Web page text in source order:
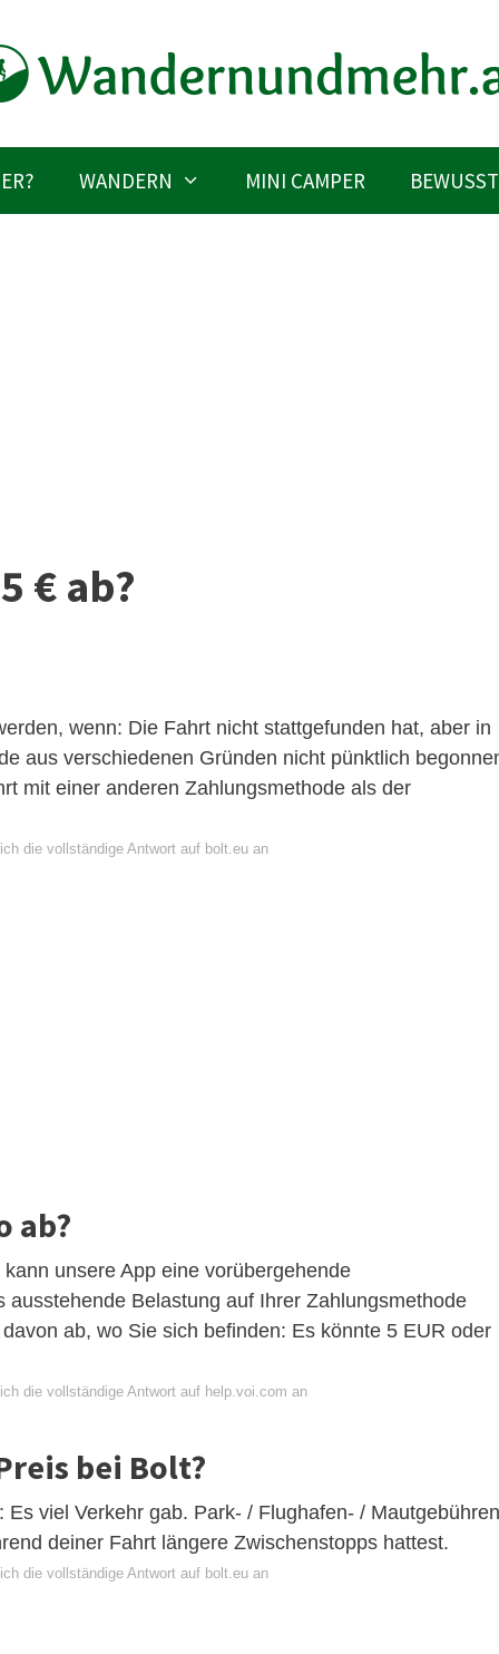
WANDERN MINI CAMPER
€ ab?
wenn: Die Fahrt nicht stattgefunden hat, aber in
aus verschiedenen Gründen nicht pünktlich
mit einer anderen Zahlungsmethode als der
die vollständige Antwort auf bolt.eu an
ab?
unsere App eine vorübergehende
Belastung auf Ihrer Zahlungsmethode
ab, wo Sie sich befinden: Es könnte 5 EUR oder
die vollständige Antwort auf help.voi.com an
bei Bolt?
viel Verkehr gab. Park- / Flughafen- / Mautgebühren
deiner Fahrt längere Zwischenstopps hattest.
die vollständige Antwort auf bolt.eu an